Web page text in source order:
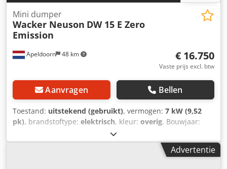
Apeldoorn 48 km
Mini dumper
Wacker Neuson DW 15 E Zero
Emission
€ 16.750
Vaste prijs excl. btw
Aanvragen Bellen
Toestand: uitstekend (gebruikt), vermogen: 7 kW (9,52
pk), brandstoftype: elektrisch, kleur: overig, Bouwjaar:
, Technische informatie
Chjdpfezgvlaox Ac Ioa Chassisvorm: Knik Aandrijving: Wiel
Afmetingen Afmetingen (L x B x H): 322 x 130 x 196 cm
Advertentie